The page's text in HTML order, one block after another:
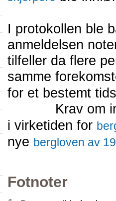
I protokollen ble
anmeldelsen
tilfeller da flere
samme
for et bestemt
Krav om
i virketiden for
nye bergloven av
Fotnoter